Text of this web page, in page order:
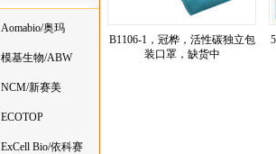
Aomabio/奥玛
模基生物/ABW
NCM/新赛美
ECOTOP
ExCell Bio/依科赛
B1106-1，冠桦，活性碳独立包
装口罩，缺货中